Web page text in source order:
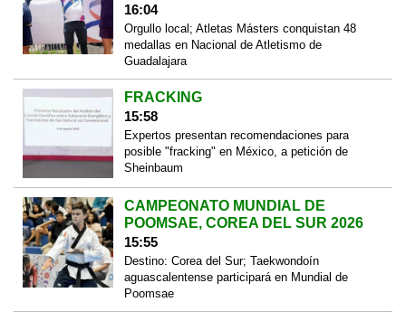
16:04
Orgullo local; Atletas Másters conquistan 48
medallas en Nacional de Atletismo de
Guadalajara
FRACKING
15:58
Expertos presentan recomendaciones para
posible "fracking" en México, a petición de
Sheinbaum
CAMPEONATO MUNDIAL DE
POOMSAE, COREA DEL SUR 2026
15:55
Destino: Corea del Sur; Taekwondoín
aguascalentense participará en Mundial de
Poomsae